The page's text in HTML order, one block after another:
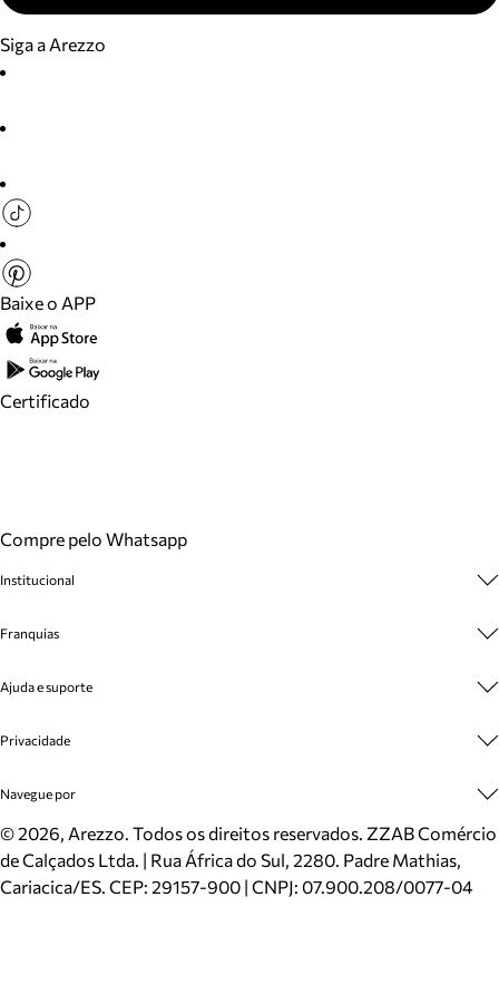
Siga a Arezzo
Baixe o APP
Certificado
Compre pelo Whatsapp
Institucional
Cashback
Venda Corporativa
Mapa do Site
Inverno
Mundo Arezzo
Franquias
Plano de Negócio
Ajuda e suporte
Cadastro
Meus Pedidos
Trocas e Devoluções
Cartão Presente
Localizador de lojas
Privacidade
Politica e Privacidade
Navegue por
Sapatos
Bolsas
Scarpins
©2026, Arezzo. Todos os direitos reservados. ZZAB Comércio
de Calçados Ltda. | Rua África do Sul, 2280. Padre Mathias,
Cariacica/ES. CEP: 29157-900 | CNPJ: 07.900.208/0077-04